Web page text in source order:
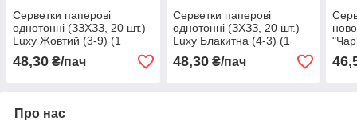
Серветки паперові
однотонні (ЗЗХЗЗ, 20 шт.)
Luxy Жовтий (3-9) (1
пачка)
48,30 ₴/пач
Серветки паперові
однотонні (ЗХЗЗ, 20 шт.)
Luxy Блакитна (4-3) (1
пачка)
48,30₴/пач
Про нас